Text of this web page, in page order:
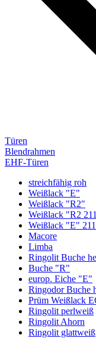
Türen
Blendrahmen
EHF-Türen
streichfähig roh
Weißlack "E"
Weißlack "R2"
Weißlack "R2
Weißlack "E" 211
Macore
Limba
Ringolit Buche
Buche "R"
europ. Eiche "E"
Ringodor Buche
Prüm Weißlack
Ringolit perlweiß
Ringolit Ahorn
Ringolit glattweiß